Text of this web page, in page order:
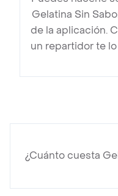
Gelatina Sin
de la aplicación.
un repartidor te
¿Cuánto cuesta